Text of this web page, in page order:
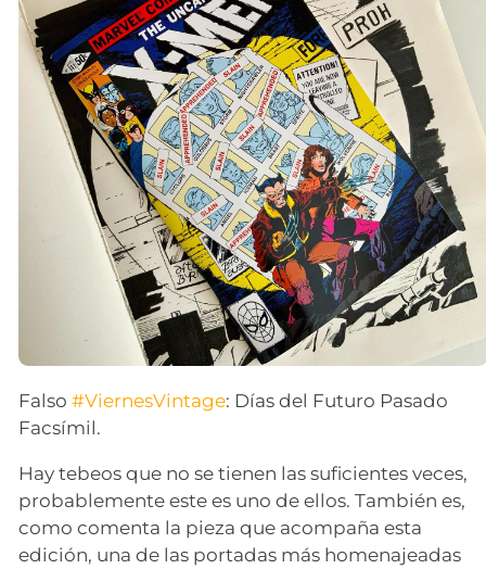
Falso#ViernesVintage: Días del Futuro Pasado
Facsímil.
Hay tebeos que no se tienen las suficientes veces,
probablemente este es uno de ellos. También es,
como comenta la pieza que acompaña esta
edición, una de las portadas más homenajeadas